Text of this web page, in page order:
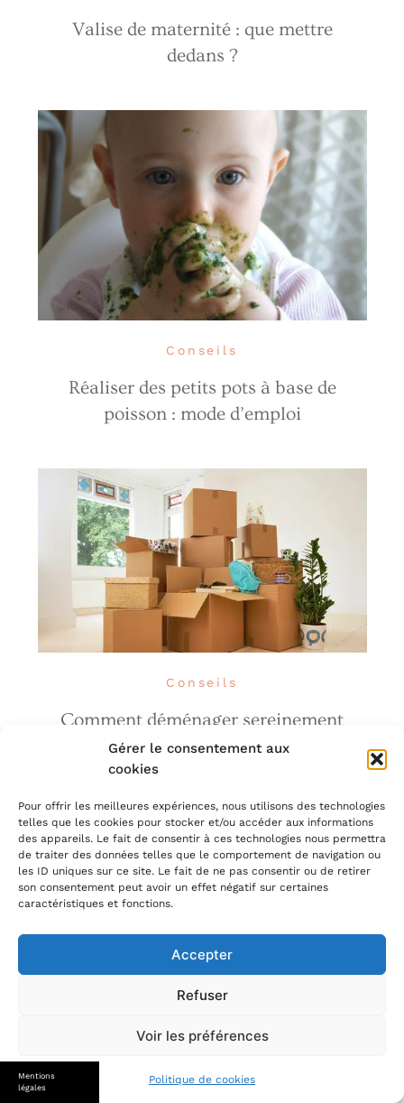
Gérer le consentement aux
cookies
Pour offrir les meilleures expériences, nous utilisons des technologies
telles que les cookies pour stocker et/ou accéder aux informations
des appareils. Le fait de consentir à ces technologies nous permettra
de traiter des données telles que le comportement de navigation ou
les ID uniques sur ce site. Le fait de ne pas consentir ou de retirer
son consentement peut avoir un effet négatif sur certaines
caractéristiques et fonctions.
Accepter
Refuser
Voir les préférences
Politique de cookies
Mentions
légales
Valise de maternité : que mettre
dedans ?
Conseils
Réaliser des petits pots à base de
poisson : mode d’emploi
Conseils
Comment déménager sereinement
avec un nouveau-né ?
Conseils
Quel jouet à quel âge ?